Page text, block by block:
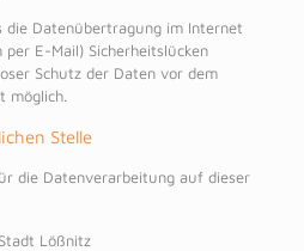
die Datenübertragung im Internet
E-Mail) Sicherheitslücken
Schutz der Daten vor dem
möglich.
Stelle
die Datenverarbeitung auf dieser
Lößnitz